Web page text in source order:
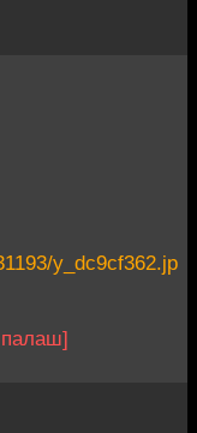
y_dc9cf362.jp